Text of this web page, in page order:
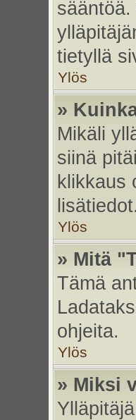
tietyllä
Ylös
»
Mikäli
siinä
klikkaus
lisätiedot.
Ylös
» Mitä
Tämä
ohjeita.
Ylös
» Miksi